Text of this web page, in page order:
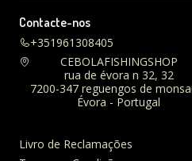
Contacte-nos
+351961308405
CEBOLAFISHINGSHOP
rua de évora n 32, 32
7200-347 reguengos de
Évora - Portugal
Livro de Reclamações